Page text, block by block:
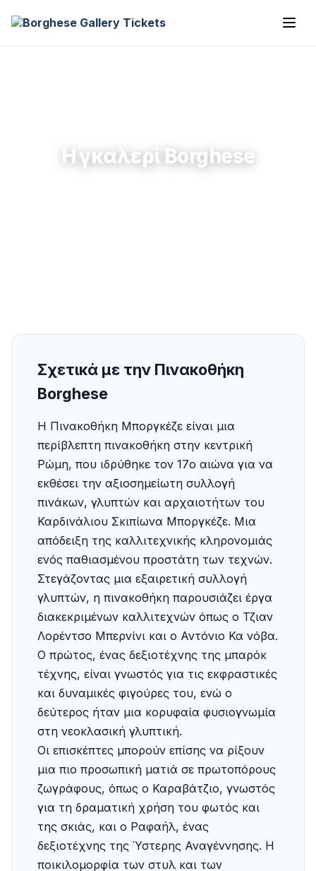
Η γκαλερί Borghese
Σχετικά με την Πινακοθήκη
Borghese
Η Πινακοθήκη Μποργκέζε είναι μια
περίβλεπτη πινακοθήκη στην κεντρική
Ρώμη, που ιδρύθηκε τον 17ο αιώνα για να
εκθέσει την αξιοσημείωτη συλλογή
πινάκων, γλυπτών και αρχαιοτήτων του
Καρδινάλιου Σκιπίωνα Μποργκέζε. Μια
απόδειξη της καλλιτεχνικής κληρονομιάς
ενός παθιασμένου προστάτη των τεχνών.
Στεγάζοντας μια εξαιρετική συλλογή
γλυπτών, η πινακοθήκη παρουσιάζει έργα
διακεκριμένων καλλιτεχνών όπως ο Τζιαν
Λορέντσο Μπερνίνι και ο Αντόνιο Κα νόβα.
Ο πρώτος, ένας δεξιοτέχνης της μπαρόκ
τέχνης, είναι γνωστός για τις εκφραστικές
και δυναμικές φιγούρες του, ενώ ο
δεύτερος ήταν μια κορυφαία φυσιογνωμία
στη νεοκλασική γλυπτική.
Οι επισκέπτες μπορούν επίσης να ρίξουν
μια πιο προσωπική ματιά σε πρωτοπόρους
ζωγράφους, όπως ο Καραβάτζιο, γνωστός
για τη δραματική χρήση του φωτός και
της σκιάς, και ο Ραφαήλ, ένας
δεξιοτέχνης της Ύστερης Αναγέννησης. Η
ποικιλομορφία των στυλ και των